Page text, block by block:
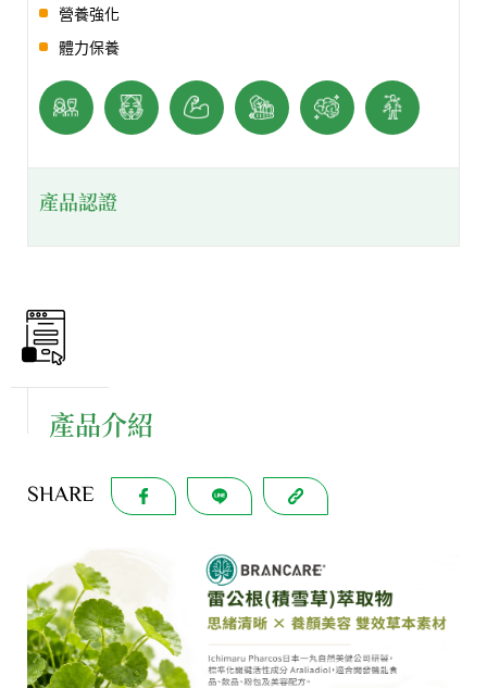
營養強化
體力保養
產品認證
產品介紹
SHARE